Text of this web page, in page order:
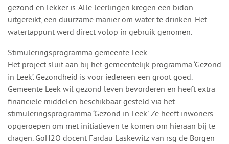
gezond en lekker is. Alle leerlingen kregen een bidon
uitgereikt, een duurzame manier om water te drinken. Het
watertappunt werd direct volop in gebruik genomen.
Stimuleringsprogramma gemeente Leek
Het project sluit aan bij het gemeentelijk programma ‘Gezond
in Leek’. Gezondheid is voor iedereen een groot goed.
Gemeente Leek wil gezond leven bevorderen en heeft extra
financiële middelen beschikbaar gesteld via het
stimuleringsprogramma ‘Gezond in Leek'. Ze heeft inwoners
opgeroepen om met initiatieven te komen om hieraan bij te
dragen. GoH2O docent Fardau Laskewitz van rsg de Borgen